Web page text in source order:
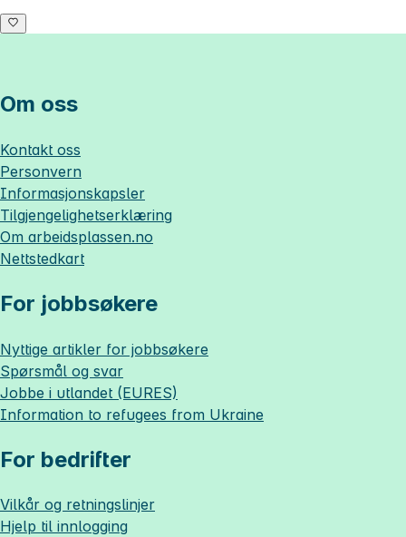
Om oss
Kontakt oss
Personvern
Informasjonskapsler
Tilgjengelighetserklæring
Om arbeidsplassen.no
Nettstedkart
For jobbsøkere
Nyttige artikler for jobbsøkere
Spørsmål og svar
Jobbe i utlandet (EURES)
Information to refugees from Ukraine
For bedrifter
Vilkår og retningslinjer
Hjelp til innlogging